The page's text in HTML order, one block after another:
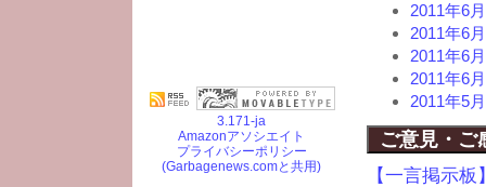
2011年6
2011年6
2011年6
2011年6
2011年5
ご意見・ご
【一言掲示板
3.171-ja
Amazonアソシエイト
プライバシーポリシー
(Garbagenews.comと共用)